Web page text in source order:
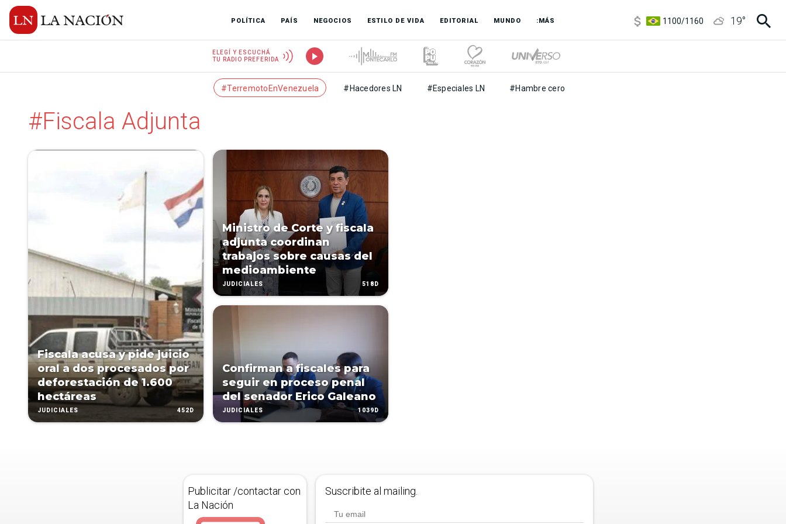
POLÍTICA PAÍS NEGOCIOS ESTILO DE VIDA EDITORIAL MUNDO :MÁS
1100/1160
19°
ELEGÍ Y ESCUCHÁ
TU RADIO PREFERIDA
#TerremotoEnVenezuela #Hacedores LN #Especiales LN #Hambre cero
#Fiscala Adjunta
Fiscala acusa y pide juicio
oral a dos procesados por
deforestación de 1.600
hectáreas
JUDICIALES 452D
Ministro de Corte y fiscala
adjunta coordinan
trabajos sobre causas del
medioambiente
JUDICIALES 518D
Confirman a fiscales para
seguir en proceso penal
del senador Erico Galeano
JUDICIALES 1039D
Publicitar /contactar con
La Nación
Suscribite al mailing.